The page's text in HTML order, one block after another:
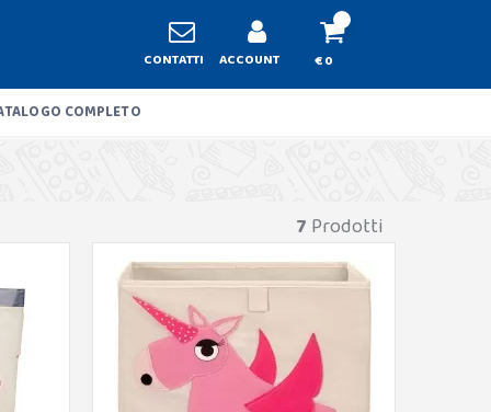
CONTATTI ACCOUNT € 0
COMPLETO
7 Prodotti